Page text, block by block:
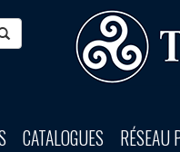
CATALOGUES RÉSEAU